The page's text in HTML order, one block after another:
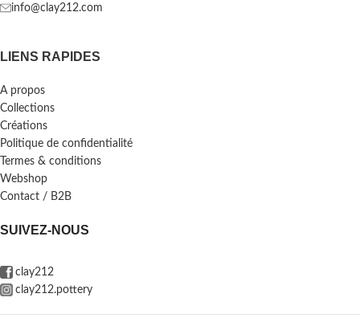
info@clay212.com
LIENS RAPIDES
A propos
Collections
Créations
Politique de confidentialité
Termes & conditions
Webshop
Contact / B2B
SUIVEZ-NOUS
clay212
clay212.pottery